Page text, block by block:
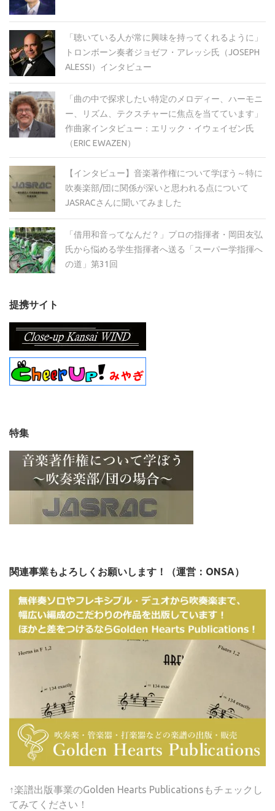
「聴いている人が常に興味を持ってくれるように」
トロンボーン奏者ジョゼフ・アレッシ氏（JOSEPH
ALESSI）インタビュー
「曲の中で探求したい特定のメロディー、ハーモニ
ー、リズム、テクスチャーに焦点を当てています」
作曲家インタビュー：エリック・イウェイゼン氏
（ERIC EWAZEN）
【インタビュー】音楽著作権について学ぼう～特に
吹奏楽部/団に関係が深いと思われる点について
JASRACさんに聞いてみました
「借用和音ってなんだ？」プロの指揮者・岡田友弘
氏から悩める学生指揮者へ送る「スーパー学指揮へ
の道」第31回
提携サイト
特集
関連事業もよろしくお願いします！（運営：ONSA）
↑楽譜出版事業のGolden Hearts Publicationsもチェックし
てみてください！